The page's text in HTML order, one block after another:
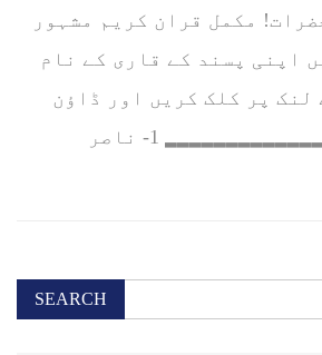
مکمل قران کریم مشہور
اپنی پسند کے قاری کے نام
لنک پر کلک کریں اور ڈاؤن
لوڈ کریں ▂▂▂▂▂▂▂▂▂▂▂▂▂▂▂▂▂▂ 1- ناصر